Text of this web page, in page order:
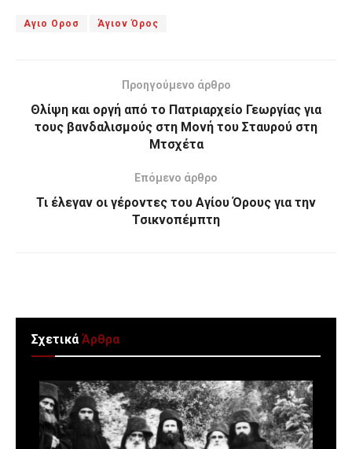
Αγιο Οροσ Άγιον Όρος
Προηγούμενο άρθρο
Θλίψη και οργή από το Πατριαρχείο Γεωργίας για
τους βανδαλισμούς στη Μονή του Σταυρού στη
Μτσχέτα
Επόμενο άρθρο
Τι έλεγαν οι γέροντες του Αγίου Όρους για την
Τσικνοπέμπτη
ΣχετικάΆρθρα